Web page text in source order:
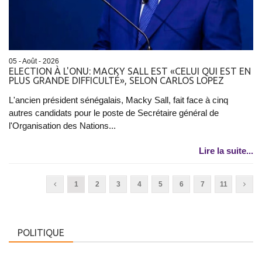
05 - Août - 2026
ELECTION À L'ONU: MACKY SALL EST «CELUI QUI EST EN
PLUS GRANDE DIFFICULTÉ», SELON CARLOS LOPEZ
L'ancien président sénégalais, Macky Sall, fait face à cinq
autres candidats pour le poste de Secrétaire général de
l'Organisation des Nations...
Lire la suite...
1 2 3 4 5 6 7 11
POLITIQUE